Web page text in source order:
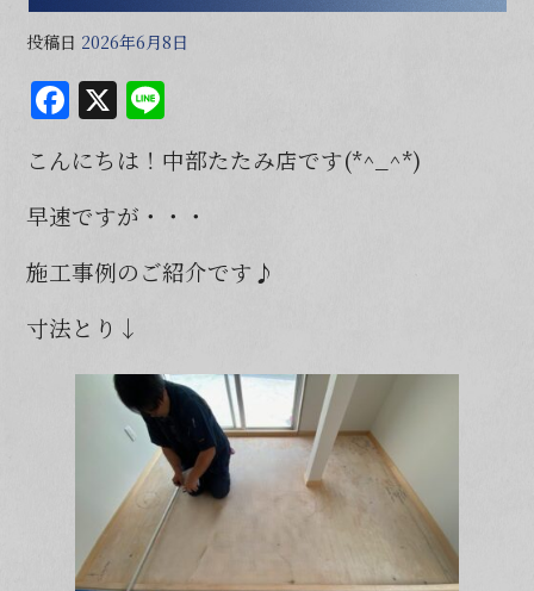
投稿日 2026年6月8日
F
a
c
e
b
o
o
k
X
n
e
こんにちは！中部たたみ店です(*^_^*)
早速ですが・・・
施工事例のご紹介です♪
寸法とり↓